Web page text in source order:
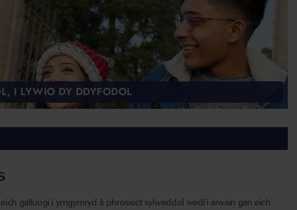
I LYWIO DY DDYFODOL
galluogi i ymgymryd â phrosiect sylweddol wedi'i arwain gan eich